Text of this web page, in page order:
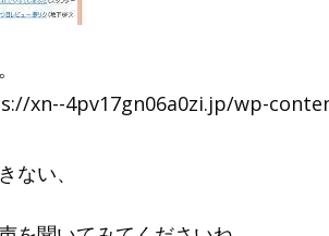
xn--4pv17gn06a0zi.jp/wp-
ない、